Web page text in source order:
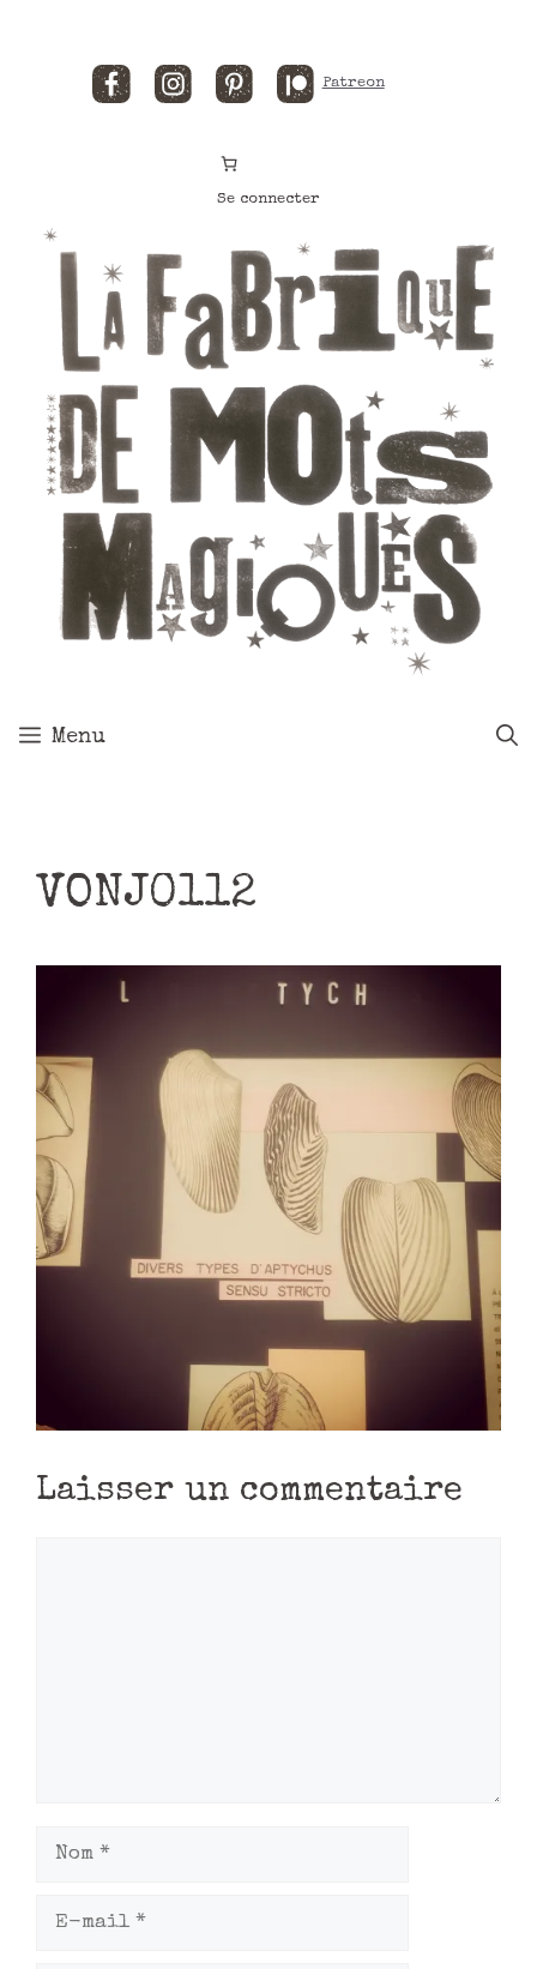
FacebookInstagramPinterestPatreon
Se connecter
Menu
VONJ0112
Laisser un commentaire